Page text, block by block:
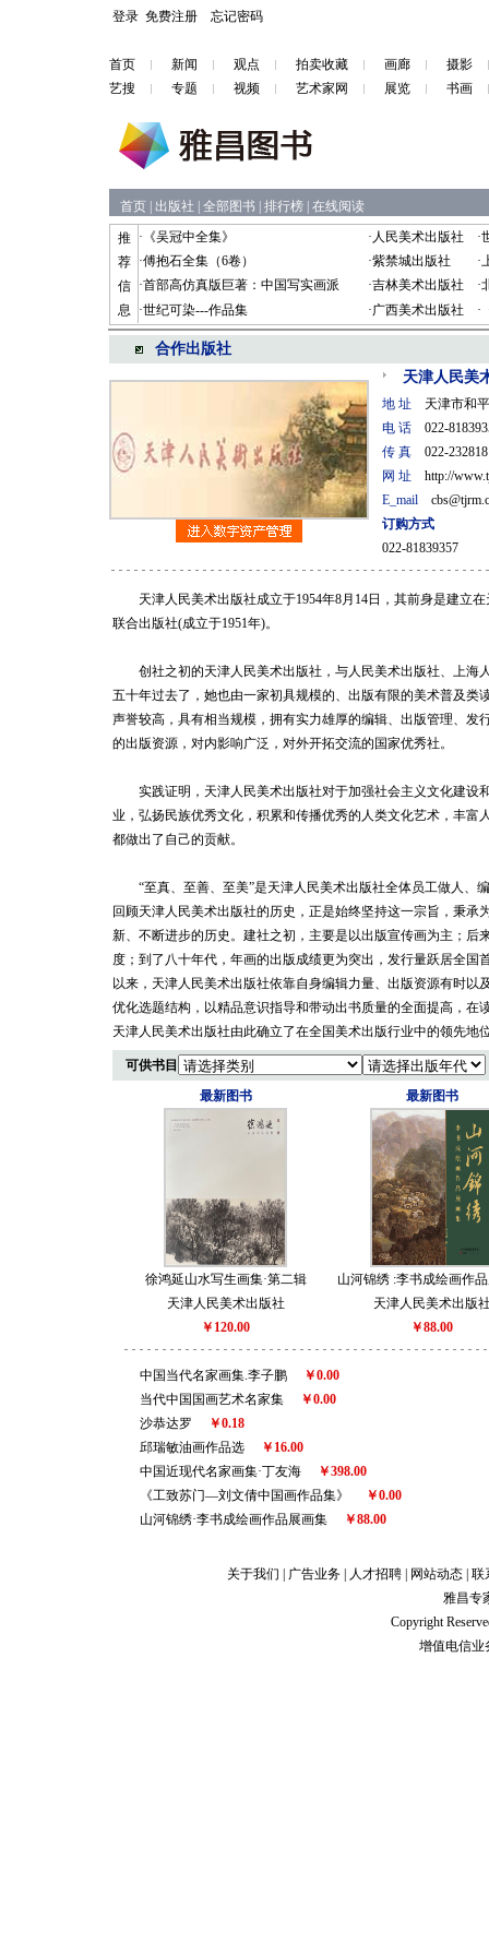
登录 免费注册 忘记密码
首页 新闻 观点 拍卖收藏 画廊
摄影
艺搜
专题 视频 艺术家网 展览 书画
首页 出版社 全部图书 排行榜 在线阅读
推
荐
信
息
· 《吴冠中全集》 · 人民美术出版社 ·
·傅抱石全集（6卷） ·紫禁城出版社 ·
·首部高仿真版巨著：中国写实画派 ·吉林美术出版社 ·
·世纪可染---作品集 ·广西美术出版社 ·
合作出版社
天津人民美
地 址 天津市和
电 话 022-
传 真 022-
网 址
http://
E_mail
订购方式
022-81839357
天津人民美术出版社成立于1954年8月14日，其前身是建立在
联合出版社(成立于1951年)。
创社之初的天津人民美术出版社，与人民美术出版社、上海
五十年过去了，她也由一家初具规模的、出版有限的美术普及类
声誉较高，具有相当规模，拥有实力雄厚的编辑、出版管理、发
的出版资源，对内影响广泛，对外开拓交流的国家优秀社。
实践证明，天津人民美术出版社对于加强社会主义文化建设
业，弘扬民族优秀文化，积累和传播优秀的人类文化艺术，丰富
都做出了自己的贡献。
“至真、至善、至美”是天津人民美术出版社全体员工做人、
回顾天津人民美术出版社的历史，正是始终坚持这一宗旨，秉承
新、不断进步的历史。建社之初，主要是以出版宣传画为主；后
度；到了八十年代，年画的出版成绩更为突出，发行量跃居全国
以来，天津人民美术出版社依靠自身编辑力量、出版资源有时以
优化选题结构，以精品意识指导和带动出书质量的全面提高，在
天津人民美术出版社由此确立了在全国美术出版行业中的领先地
可供书目
最新图书
徐鸿延山水写生画集·第二辑
天津人民美术出版社
￥120.00
最新图书
山河锦绣 :李书成绘画作
天津人民美术出版
￥88.00
中国当代名家画集.李子鹏
￥0.00
当代中国国画艺术名家集
￥0.00
沙恭达罗
￥0.18
邱瑞敏油画作品选
￥16.00
中国近现代名家画集·丁友海
￥398.00
《工致苏门—刘文倩中国画作品集》
￥0.00
山河锦绣·李书成绘画作品展画集
￥88.00
关于我们 广告业务 人才招聘 网站动态 联
雅昌专
Copyright
增值电信